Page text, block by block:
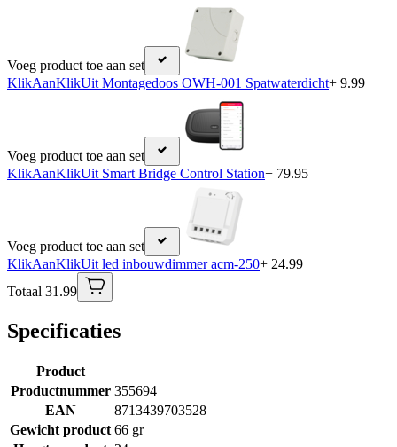
Voeg product toe aan set
KlikAanKlikUit Montagedoos OWH-001 Spatwaterdicht+ 9.99
Voeg product toe aan set
KlikAanKlikUit Smart Bridge Control Station+ 79.95
Voeg product toe aan set
KlikAanKlikUit led inbouwdimmer acm-250+ 24.99
Totaal 31.99
Specificaties
Product
Productnummer 355694
EAN
8713439703528
Gewicht product 66 gr